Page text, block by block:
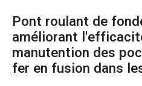
Pont roulant de
améliorant
manutention des
fer en fusion dans